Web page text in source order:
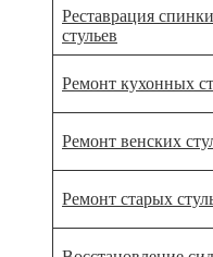
Реставрация спинки
стульев
Ремонт кухонных
Ремонт венских
Ремонт старых